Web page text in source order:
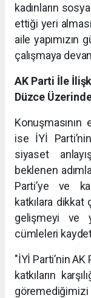
kadınların
ettiği yeri
aile yapımızın
çalışmaya
AK Parti İle
Düzce
ise İYİ
siyaset
beklenen
Parti’ye ve
katkılara dikkat
gelişmeyi ve
cümleleri
"İYİ Parti’nin
katkıların